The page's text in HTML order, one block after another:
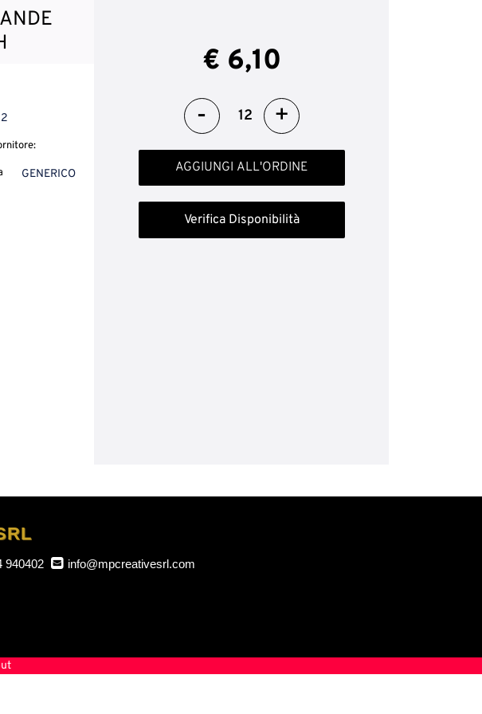
GENERICO
€ 6,10
AGGIUNGI ALL'ORDINE
Verifica Disponibilità
940402 info@mpcreativesrl.com